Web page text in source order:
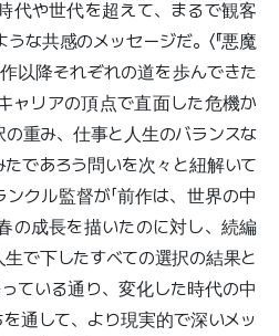
代や世代を超えて、まるで観客
な共感のメッセージだ。〈『悪魔
作以降それぞれの道を歩んできた
ャリアの頂点で直面した危機か
重み、仕事と人生のバランスな
であろう問いを次々と紐解いて
クル監督が「前作は、世界の中
の成長を描いたのに対し、続編
で下したすべての選択の結果と
ている通り、変化した時代の中
通して、より現実的で深いメッ